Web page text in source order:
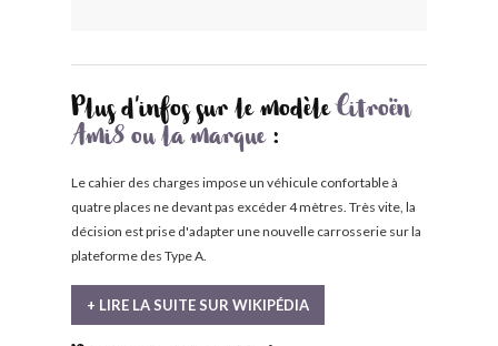
Plus d'infos sur le modèleCitroën
Ami8 ou la marque:
Le cahier des charges impose un véhicule confortable à
quatre places ne devant pas excéder 4 mètres. Très vite, la
décision est prise d'adapter une nouvelle carrosserie sur la
plateforme des Type A.
+ LIRE LA SUITE SUR WIKIPÉDIA